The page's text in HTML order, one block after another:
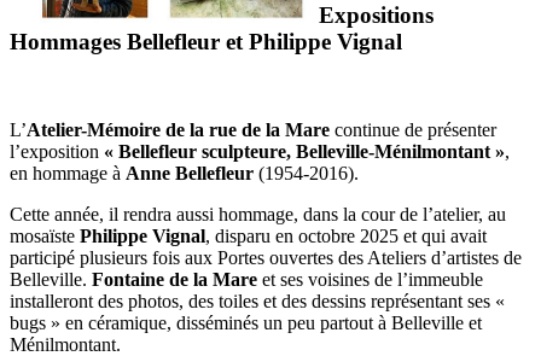
Expositions
Hommages Bellefleur et Philippe Vignal
L’Atelier-Mémoire de la rue de la Mare continue de présenter
l’exposition « Bellefleur sculpteure, Belleville-Ménilmontant »,
en hommage à Anne Bellefleur (1954-2016).
Cette année, il rendra aussi hommage, dans la cour de l’atelier, au
mosaïste Philippe Vignal, disparu en octobre 2025 et qui avait
participé plusieurs fois aux Portes ouvertes des Ateliers d’artistes de
Belleville. Fontaine de la Mare et ses voisines de l’immeuble
installeront des photos, des toiles et des dessins représentant ses «
bugs » en céramique, disséminés un peu partout à Belleville et
Ménilmontant.